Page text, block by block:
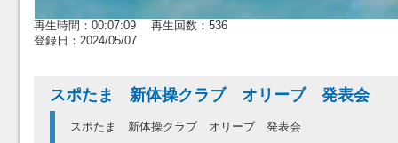
再生時間：00:07:09 再生回数：536
登録日：2024/05/07
スポたま 新体操クラブ オリーブ 発表会
スポたま 新体操クラブ オリーブ 発表会